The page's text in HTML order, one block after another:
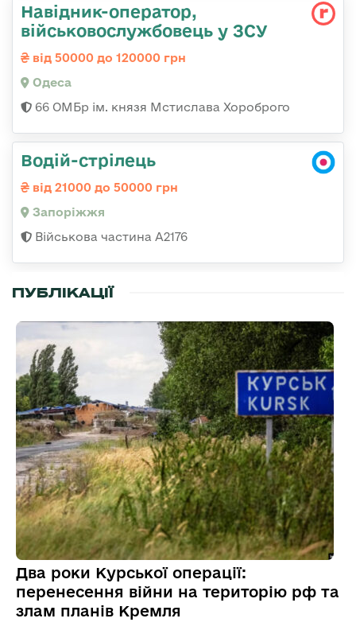
Навідник-оператор,
військовослужбовець у ЗСУ
від 50000 до 120000 грн
Одеса
66 ОМБр ім. князя Мстислава Хороброго
Водій-стрілець
від 21000 до 50000 грн
Запоріжжя
Військова частина А2176
ПУБЛІКАЦІЇ
Два роки Курської операції:
перенесення війни на територію рф та
злам планів Кремля